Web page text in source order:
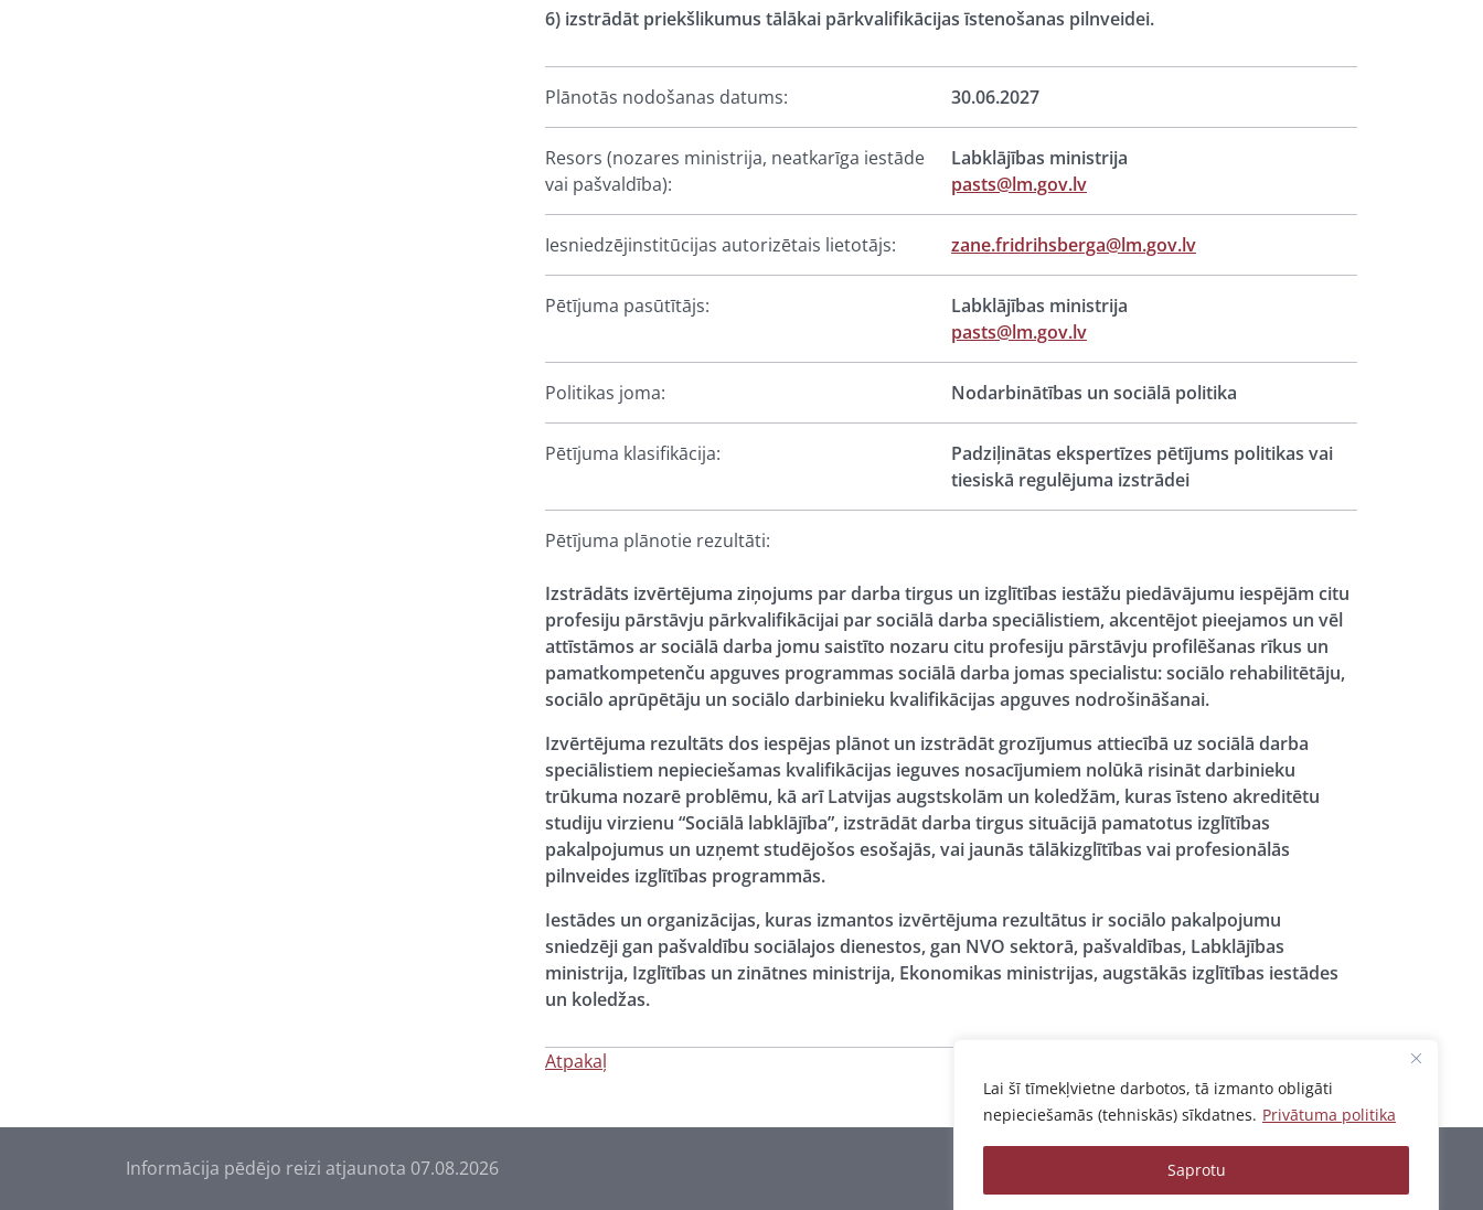
Lai šī tīmekļvietne darbotos, tā izmanto obligāti
nepieciešamās (tehniskās) sīkdatnes. Privātuma politika
Saprotu
6) izstrādāt priekšlikumus tālākai pārkvalifikācijas īstenošanas pilnveidei.
Plānotās nodošanas datums: 30.06.2027
Resors (nozares ministrija, neatkarīga iestāde
vai pašvaldība):
Labklājības ministrija
pasts@lm.gov.lv
Iesniedzējinstitūcijas autorizētais lietotājs: zane.fridrihsberga@lm.gov.lv
Pētījuma pasūtītājs:
Labklājības ministrija
pasts@lm.gov.lv
Politikas joma: Nodarbinātības un sociālā politika
Pētījuma klasifikācija:
Padziļinātas ekspertīzes pētījums politikas vai
tiesiskā regulējuma izstrādei
Pētījuma plānotie rezultāti:
Izstrādāts izvērtējuma ziņojums par darba tirgus un izglītības iestāžu piedāvājumu iespējām citu
profesiju pārstāvju pārkvalifikācijai par sociālā darba speciālistiem, akcentējot pieejamos un vēl
attīstāmos ar sociālā darba jomu saistīto nozaru citu profesiju pārstāvju profilēšanas rīkus un
pamatkompetenču apguves programmas sociālā darba jomas specialistu: sociālo rehabilitētāju,
sociālo aprūpētāju un sociālo darbinieku kvalifikācijas apguves nodrošināšanai.
Izvērtējuma rezultāts dos iespējas plānot un izstrādāt grozījumus attiecībā uz sociālā darba
speciālistiem nepieciešamas kvalifikācijas ieguves nosacījumiem nolūkā risināt darbinieku
trūkuma nozarē problēmu, kā arī Latvijas augstskolām un koledžām, kuras īsteno akreditētu
studiju virzienu “Sociālā labklājība”, izstrādāt darba tirgus situācijā pamatotus izglītības
pakalpojumus un uzņemt studējošos esošajās, vai jaunās tālākizglītības vai profesionālās
pilnveides izglītības programmās.
Iestādes un organizācijas, kuras izmantos izvērtējuma rezultātus ir sociālo pakalpojumu
sniedzēji gan pašvaldību sociālajos dienestos, gan NVO sektorā, pašvaldības, Labklājības
ministrija, Izglītības un zinātnes ministrija, Ekonomikas ministrijas, augstākās izglītības iestādes
un koledžas.
Atpakaļ
Informācija pēdējo reizi atjaunota 07.08.2026 Privātuma politika